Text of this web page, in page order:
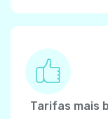
Tarifas mais